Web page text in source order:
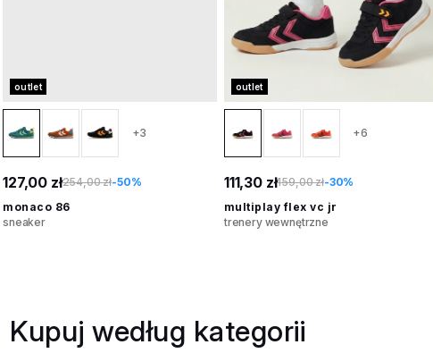
outlet
+3
127,00 zł254,00 zł-50%
monaco 86
sneaker
outlet
+6
111,30 zł159,00 zł-30%
multiplay flex vc jr
trenery wewnętrzne
Kupuj według kategorii